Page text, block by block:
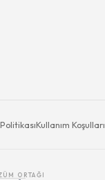
Kullanım Koşulları
ORTAĞI